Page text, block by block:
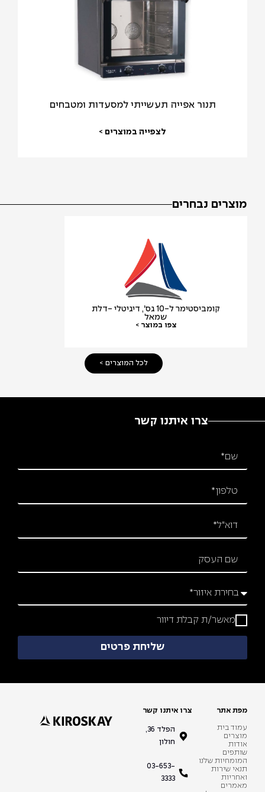
תנור אפייה תעשייתי למסעדות ומטבחים
לצפייה במוצרים >
מוצרים נבחרים
קומביסטימר ל-10 גס', דיגיטלי -דלת
שמאל
צפו במוצר >
לכל המוצרים >
צרו איתנו קשר
מאשר/ת קבלת דיוור
שליחת פרטים
מפת אתר
עמוד בית
מוצרים
אודות
שותפים
המומחיות שלנו
תנאי שירות
ואחריות
מאמרים
צרו איתנו קשר
הפלד 36,
חולון
03-653-
3333